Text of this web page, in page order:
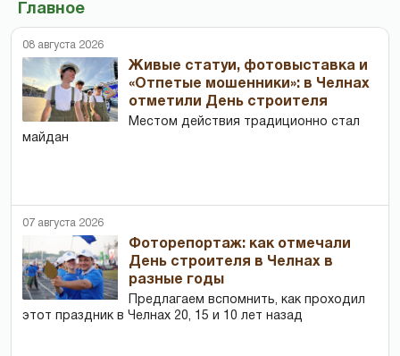
Главное
08 августа 2026
Живые статуи, фотовыставка и
«Отпетые мошенники»: в Челнах
отметили День строителя
Местом действия традиционно стал
майдан
07 августа 2026
Фоторепортаж: как отмечали
День строителя в Челнах в
разные годы
Предлагаем вспомнить, как проходил
этот праздник в Челнах 20, 15 и 10 лет назад